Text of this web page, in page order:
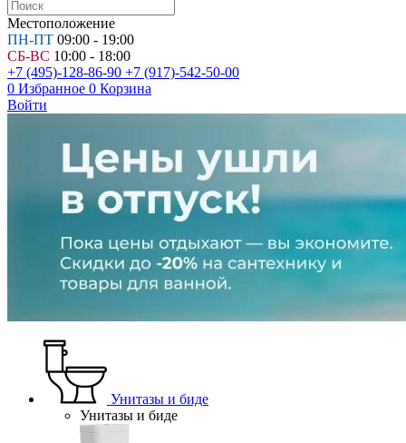
Местоположение
ПН-ПТ 09:00 - 19:00
СБ-ВС 10:00 - 18:00
+7 (495)-128-86-90 +7 (917)-542-50-00
0 Избранное 0 Корзина
Войти
Унитазы и биде
Унитазы и биде